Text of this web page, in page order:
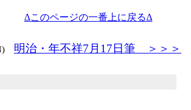
Δこのページの一番上に戻るΔ
明治・年不祥7月17日筆 ＞＞＞